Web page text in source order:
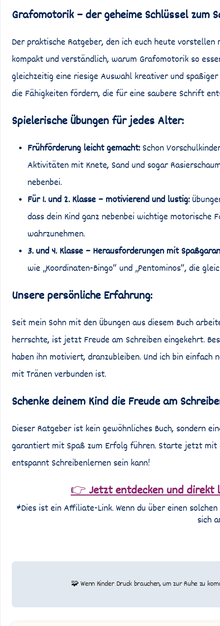
Grafomotorik – der geheime Schlüssel zum
Der praktische Ratgeber, den ich euch heute
kompakt und verständlich, warum Grafomotorik so
gleichzeitig eine riesige Auswahl kreativer und
die Fähigkeiten fördern, die für eine saubere Schrift
Spielerische Übungen für jedes Alter:
Frühförderung leicht gemacht:Schon
Aktivitäten mit Knete, Sand und sogar
nebenbei.
Für 1. und 2. Klasse – motivierend und lustig:
dass dein Kind ganz nebenbei wichtige
wahrzunehmen.
3. und 4. Klasse – Herausforderungen mit
wie „Koordinaten-Bingo“ und „Pentominos“, die
Unsere persönliche Erfahrung:
Seit mein Sohn mit den Übungen aus diesem Buch
herrschte, ist jetzt Freude am Schreiben eingekehrt.
haben ihn motiviert, dranzubleiben. Und ich bin
mit Tränen verbunden ist.
Schenke deinem Kind die Freude am
Dieser Ratgeber ist kein gewöhnliches Buch, sondern
garantiert mit Spaß zum Erfolg führen. Starte jetzt mit
entspannt Schreibenlernen sein kann!
👉Jetzt entdecken und direkt
*Dies ist ein Affiliate-Link. Wenn du über einen
sich
Beitragsnavigation
🧩 Wenn Kinder Druck brauchen, um zur Ruhe zu